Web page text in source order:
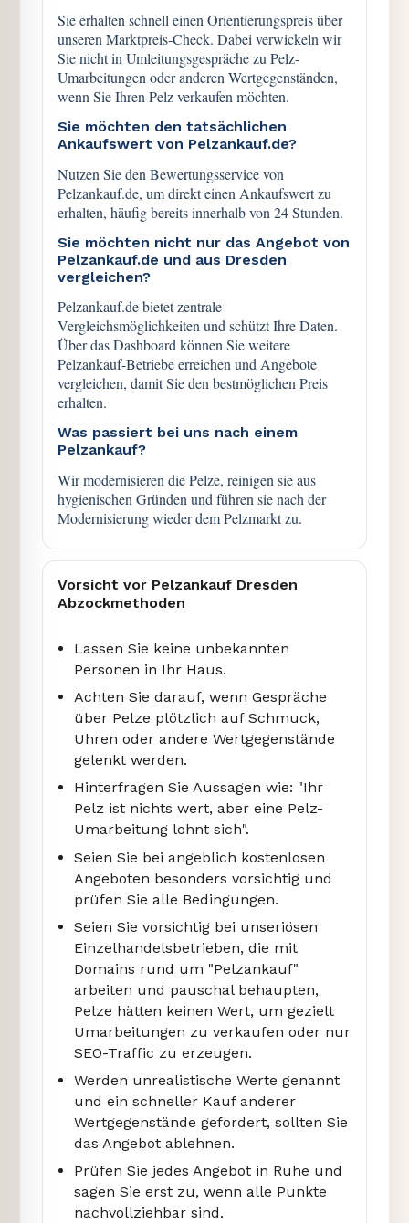
Sie erhalten schnell einen Orientierungspreis über
unseren Marktpreis-Check. Dabei verwickeln wir
Sie nicht in Umleitungsgespräche zu Pelz-
Umarbeitungen oder anderen Wertgegenständen,
wenn Sie Ihren Pelz verkaufen möchten.
Sie möchten den tatsächlichen
Ankaufswert von Pelzankauf.de?
Nutzen Sie den Bewertungsservice von
Pelzankauf.de, um direkt einen Ankaufswert zu
erhalten, häufig bereits innerhalb von 24 Stunden.
Sie möchten nicht nur das Angebot von
Pelzankauf.de und aus Dresden
vergleichen?
Pelzankauf.de bietet zentrale
Vergleichsmöglichkeiten und schützt Ihre Daten.
Über das Dashboard können Sie weitere
Pelzankauf-Betriebe erreichen und Angebote
vergleichen, damit Sie den bestmöglichen Preis
erhalten.
Was passiert bei uns nach einem
Pelzankauf?
Wir modernisieren die Pelze, reinigen sie aus
hygienischen Gründen und führen sie nach der
Modernisierung wieder dem Pelzmarkt zu.
Vorsicht vor Pelzankauf Dresden
Abzockmethoden
Lassen Sie keine unbekannten
Personen in Ihr Haus.
Achten Sie darauf, wenn Gespräche
über Pelze plötzlich auf Schmuck,
Uhren oder andere Wertgegenstände
gelenkt werden.
Hinterfragen Sie Aussagen wie: "Ihr
Pelz ist nichts wert, aber eine Pelz-
Umarbeitung lohnt sich".
Seien Sie bei angeblich kostenlosen
Angeboten besonders vorsichtig und
prüfen Sie alle Bedingungen.
Seien Sie vorsichtig bei unseriösen
Einzelhandelsbetrieben, die mit
Domains rund um "Pelzankauf"
arbeiten und pauschal behaupten,
Pelze hätten keinen Wert, um gezielt
Umarbeitungen zu verkaufen oder nur
SEO-Traffic zu erzeugen.
Werden unrealistische Werte genannt
und ein schneller Kauf anderer
Wertgegenstände gefordert, sollten Sie
das Angebot ablehnen.
Prüfen Sie jedes Angebot in Ruhe und
sagen Sie erst zu, wenn alle Punkte
nachvollziehbar sind.